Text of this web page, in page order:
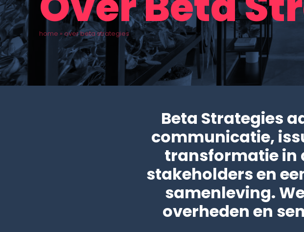
home » over beta strategies
Beta Strategies
communicatie,
transformatie in
stakeholders en
samenleving.
overheden en